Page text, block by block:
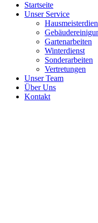
Startseite
Unser Service
Gartenarbeiten
Winterdienst
Sonderarbeiten
Vertretungen
Unser Team
Über Uns
Kontakt